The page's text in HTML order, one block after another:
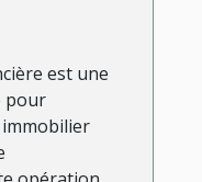
?
est une
pour